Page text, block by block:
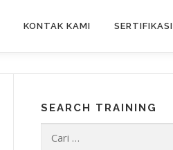
KONTAK KAMI SERTIFIKASI
SEARCH TRAINING
untuk: